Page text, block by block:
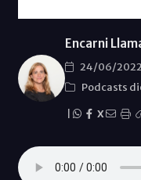
Encarni
24/06/2022
Podcasts
X